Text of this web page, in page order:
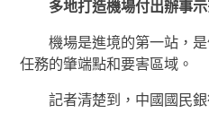
多地打造機場付出辦事
機場是進境的第一站，
任務的肇端點和要害區域。
記者清楚到，中國國民